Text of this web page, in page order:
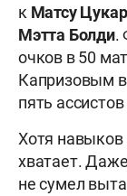
к Матсу
Мэтта Болди.
очков в 50
Капризовым в
пять
Хотя навыков
хватает.
не сумел